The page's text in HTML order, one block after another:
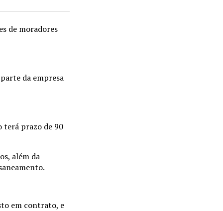
de moradores
da empresa
terá prazo de 90
além da
em contrato, e